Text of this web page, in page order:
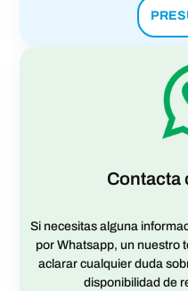
Contacta
Si necesitas alguna
por Whatsapp, un nuestro
aclarar cualquier duda
disponibilidad de